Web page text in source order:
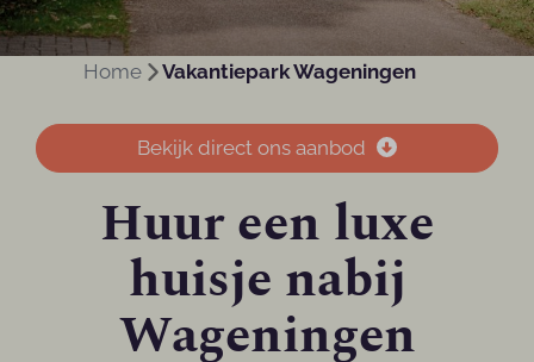
Home Vakantiepark Wageningen
Bekijk direct ons aanbod
Huur een luxe
huisje nabij
Wageningen